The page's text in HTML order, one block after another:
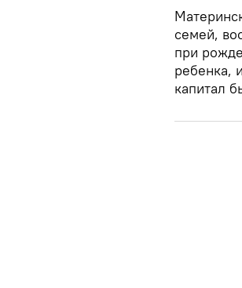
семей,
при
ребенка,
капитал